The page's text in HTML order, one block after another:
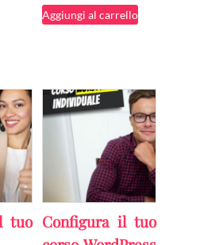
prezzo:
Aggiungi al carrello
tuo Configura il tuo